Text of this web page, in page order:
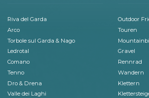
Riva del Garda
Arco
Torbole sul Garda & Nago
Ledrotal
Comano
Tenno
Dro & Drena
Valle dei Laghi
Outdoor
Touren
Gravel
Rennrad
Wandern
Klettern